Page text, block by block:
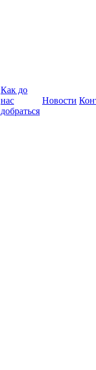
Как до
нас
добраться
Новости